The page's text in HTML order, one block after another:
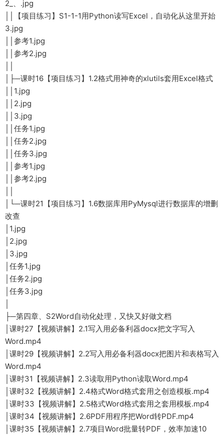
2_、.jpg
││【项目练习】S1-1-1用Python读写Excel，自动化从这里开始
3.jpg
││参考1.jpg
││参考2.jpg
│├─课时16【项目练习】1.2格式用神奇的xlutils套用Excel格式
││1.jpg
││2.jpg
││3.jpg
││任务1.jpg
││任务2.jpg
││任务3.jpg
││参考1.jpg
││参考2.jpg
│└─课时21【项目练习】1.6数据库用PyMysql进行数据库的增删
改查
│1.jpg
│2.jpg
│3.jpg
│任务1.jpg
│任务2.jpg
│任务3.jpg
├─第四章、S2Word自动化处理，又快又好做文档
│课时27【视频讲解】2.1写入用必备利器docx把文字写入
Word.mp4
│课时29【视频讲解】2.2写入用必备利器docx把图片和表格写入
Word.mp4
│课时31【视频讲解】2.3读取用Python读取Word.mp4
│课时32【视频讲解】2.4格式Word格式套用之创造模板.mp4
│课时33【视频讲解】2.5格式Word格式套用之套用模板.mp4
│课时34【视频讲解】2.6PDF用程序把Word转PDF.mp4
│课时35【视频讲解】2.7项目Word批量转PDF，效率加速10